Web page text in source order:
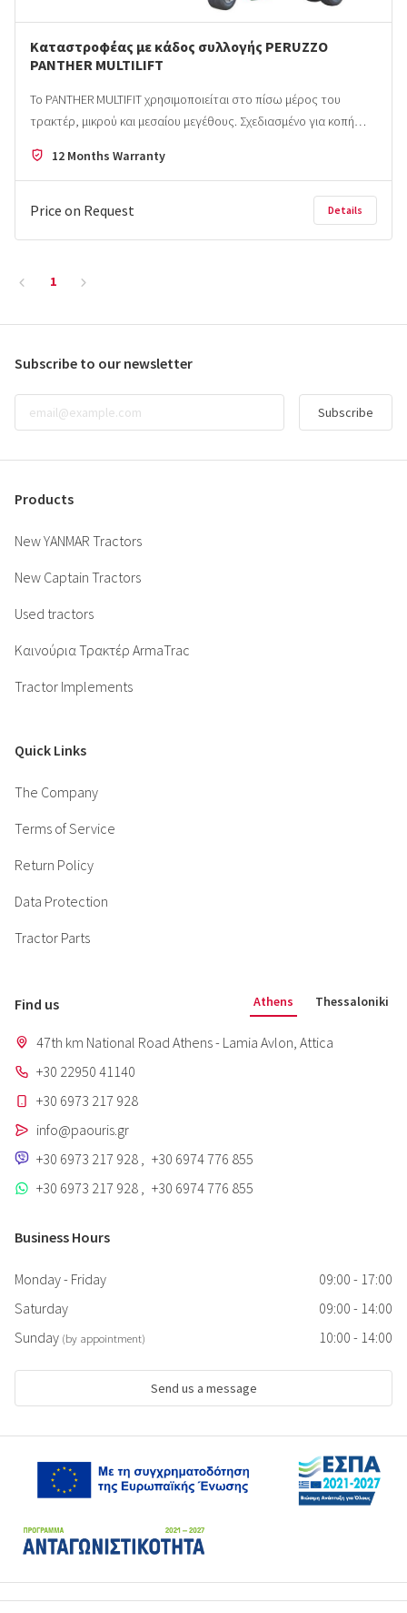
Καταστροφέας με κάδος συλλογής PERUZZO
PANTHER MULTILIFT
Το PANTHER MULTIFIT χρησιμοποιείται στο πίσω μέρος του
τρακτέρ, μικρού και μεσαίου μεγέθους. Σχεδιασμένο για κοπή…
12 Months Warranty
Price on Request Details
1
Subscribe to our newsletter
Subscribe
Products
New YANMAR Tractors
New Captain Tractors
Used tractors
Καινούρια Τρακτέρ ArmaTrac
Tractor Implements
Quick Links
The Company
Terms of Service
Return Policy
Data Protection
Tractor Parts
Find us Athens Thessaloniki
47th km National Road Athens - Lamia Avlon, Attica
+30 22950 41140
+30 6973 217 928
info@paouris.gr
+30 6973 217 928
+30 6974 776 855
+30 6973 217 928
+30 6974 776 855
Business Hours
Monday - Friday
09:00 - 17:00
Saturday
09:00 - 14:00
Sunday (by appointment) 10:00 - 14:00
Send us a message